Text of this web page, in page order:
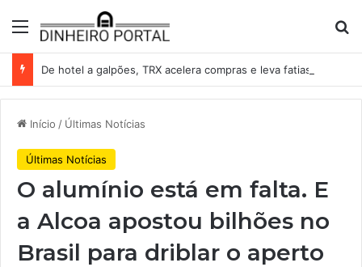
Menu
Início / Últimas Notícias
Últimas Notícias
O alumínio está em falta. E
a Alcoa apostou bilhões no
Brasil para driblar o aperto